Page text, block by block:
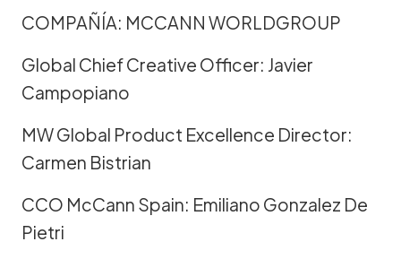
COMPAÑÍA: MCCANN WORLDGROUP
Global Chief Creative Officer: Javier
Campopiano
MW Global Product Excellence Director:
Carmen Bistrian
CCO McCann Spain: Emiliano Gonzalez De
Pietri